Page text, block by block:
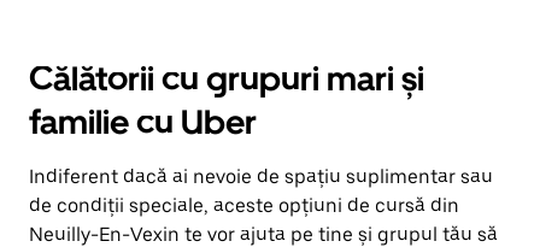
Călătorii cu grupuri mari și
familie cu Uber
Indiferent dacă ai nevoie de spațiu suplimentar sau
de condiții speciale, aceste opțiuni de cursă din
Neuilly-En-Vexin te vor ajuta pe tine și grupul tău să